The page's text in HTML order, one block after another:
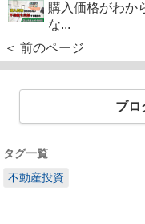
購入価格がわか
な...
＜ 前のページ
ブロ
タグ一覧
不動産投資